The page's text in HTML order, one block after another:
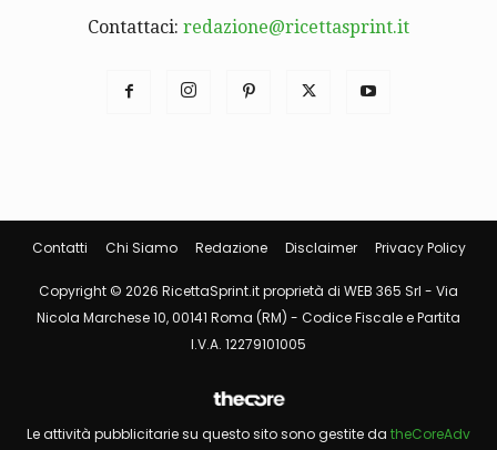
Contattaci: redazione@ricettasprint.it
Contatti Chi Siamo Redazione Disclaimer Privacy Policy
Copyright © 2026 RicettaSprint.it proprietà di WEB 365 Srl - Via
Nicola Marchese 10, 00141 Roma (RM) - Codice Fiscale e Partita
I.V.A. 12279101005
Le attività pubblicitarie su questo sito sono gestite da theCoreAdv